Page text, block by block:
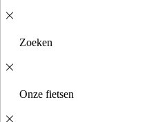
Zoeken
Onze fietsen